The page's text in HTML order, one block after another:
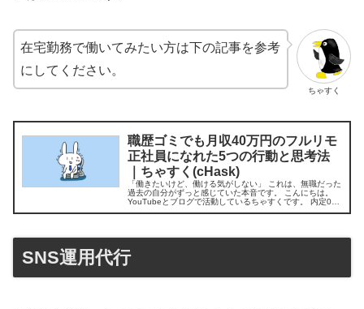
ちゃすく
在宅勤務で働いてみたい方は下の記事を参考
にしてください。
職歴ゴミでも月収40万円のフルリモ
正社員になれた5つの行動と思考法
｜ちゃすく(cHask)
「働きたいけど、働ける気がしない」 これは、無職だった
過去の自分がずっと感じていた本音です。 こんにちは。
YouTubeとブログで活動しているちゃすくです。 内定0で
SNS運用代行